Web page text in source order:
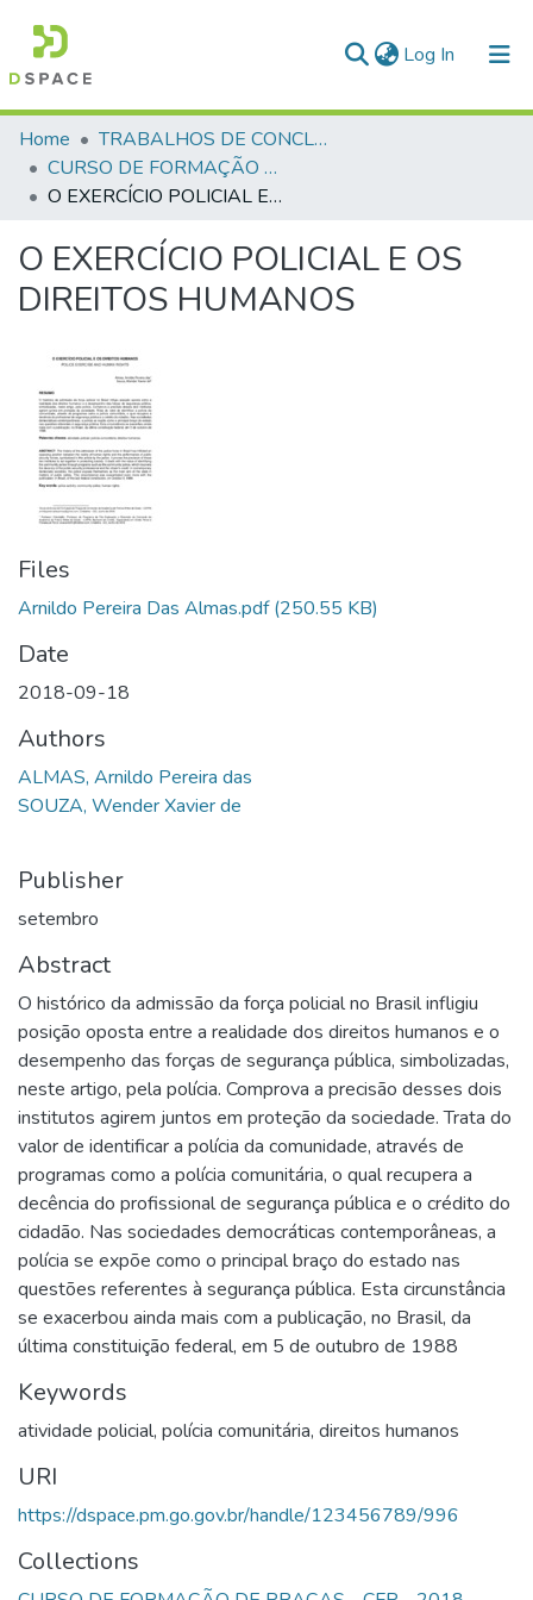
Log In (current)
Communities & Collections
All of DSpace
Home
TRABALHOS DE CONCLUSÃO DE CURSO - CFP (CURSO DE FORMAÇÃO DE PRAÇAS)
CURSO DE FORMAÇÃO DE PRAÇAS - CFP - 2018
O EXERCÍCIO POLICIAL E OS DIREITOS HUMANOS
O EXERCÍCIO POLICIAL E OS
DIREITOS HUMANOS
Files
Arnildo Pereira Das Almas.pdf(250.55 KB)
Date
2018-09-18
Authors
ALMAS, Arnildo Pereira das
SOUZA, Wender Xavier de
Publisher
setembro
Abstract
O histórico da admissão da força policial no Brasil infligiu
posição oposta entre a realidade dos direitos humanos e o
desempenho das forças de segurança pública, simbolizadas,
neste artigo, pela polícia. Comprova a precisão desses dois
institutos agirem juntos em proteção da sociedade. Trata do
valor de identificar a polícia da comunidade, através de
programas como a polícia comunitária, o qual recupera a
decência do profissional de segurança pública e o crédito do
cidadão. Nas sociedades democráticas contemporâneas, a
polícia se expõe como o principal braço do estado nas
questões referentes à segurança pública. Esta circunstância
se exacerbou ainda mais com a publicação, no Brasil, da
última constituição federal, em 5 de outubro de 1988
Keywords
atividade policial, polícia comunitária, direitos humanos
URI
https://dspace.pm.go.gov.br/handle/123456789/996
Collections